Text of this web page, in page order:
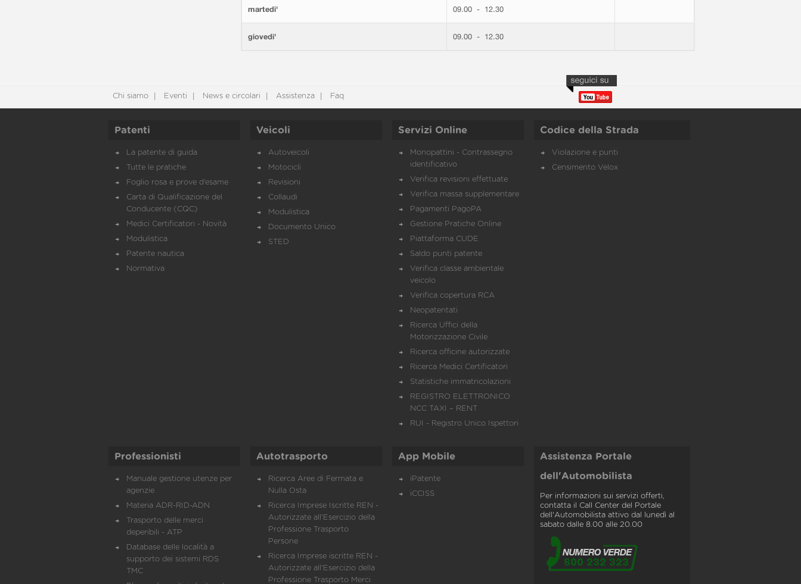
martedi' 09.00 - 12.30
giovedi' 09.00 - 12.30
Chi siamo Eventi News e circolari Assistenza Faq
Patenti
La patente di guida
Tutte le pratiche
Foglio rosa e prove d’esame
Carta di Qualificazione del
Conducente (CQC)
Medici Certificatori - Novità
Modulistica
Patente nautica
Normativa
Veicoli
Autoveicoli
Motocicli
Revisioni
Collaudi
Modulistica
Documento Unico
STED
Servizi Online
Monopattini - Contrassegno
identificativo
Verifica revisioni effettuate
Verifica massa supplementare
Pagamenti PagoPA
Gestione Pratiche Online
Piattaforma CUDE
Saldo punti patente
Verifica classe ambientale
veicolo
Verifica copertura RCA
Neopatentati
Ricerca Uffici della
Motorizzazione Civile
Ricerca officine autorizzate
Ricerca Medici Certificatori
Statistiche immatricolazioni
REGISTRO ELETTRONICO
NCC TAXI – RENT
RUI - Registro Unico Ispettori
Codice della Strada
Violazione e punti
Censimento Velox
Professionisti
Manuale gestione utenze per
agenzie
Materia ADR-RID-ADN
Trasporto delle merci
deperibili - ATP
Database delle località a
supporto dei sistemi RDS
TMC
Autotrasporto
Ricerca Aree di Fermata e
Nulla Osta
Ricerca Imprese Iscritte REN -
Autorizzate all'Esercizio della
Professione Trasporto
Persone
Ricerca Imprese iscritte REN -
Autorizzate all'Esercizio della
Professione Trasporto Merci
App Mobile
iPatente
iCCISS
Assistenza Portale
dell'Automobilista
Per informazioni sui servizi offerti,
contatta il Call Center del Portale
dell'Automobilista attivo dal lunedì al
sabato dalle 8.00 alle 20.00